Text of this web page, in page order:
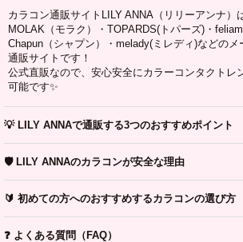
カラコン通販サイトLILY ANNA（リリーアンナ）
MOLAK（モラク）・TOPARDS(トパーズ)・
Chapun（シャプン）・melady(ミレディ)などの
通販サイトです！
公式直販なので、安心安全にカラーコンタクトレ
可能です✨
💡 LILY ANNAで通販する3つのおすすめポイント
🛡️ LILY ANNAのカラコンが安全な理由
🔰 初めての方へのおすすめするカラコンの選び方
❓ よくある質問（FAQ）